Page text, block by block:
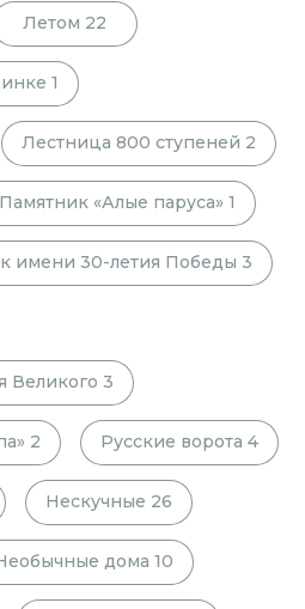
Летом 22
1
Лестница 800 ступеней 2
Памятник «Алые паруса» 1
имени 30-летия Победы 3
Великого 3
2 Русские ворота 4
Нескучные 26
дома 10